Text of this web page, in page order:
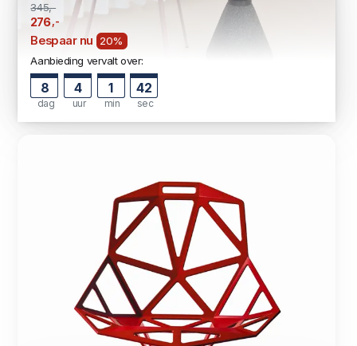
345,-
276 ,-
Bespaar nu
20%
Aanbieding vervalt over:
8
dag
4
uur
1
min
41
sec